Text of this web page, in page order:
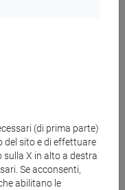
se non
corsi precedenti
di coscienza e
("audizione,
tradizione sufi.
(di prima parte)
sito e di effettuare
X in alto a destra
Se acconsenti,
abilitano le